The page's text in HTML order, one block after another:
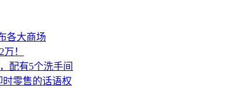
各大商场
！
配有5个洗手间
时零售的话语权